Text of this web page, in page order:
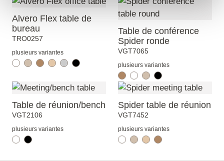
Alvero Flex table de
bureau
TRO0257
plusieurs variantes
Table de conférence
Spider ronde
VGT7065
plusieurs variantes
Table de réunion/bench
VGT2106
plusieurs variantes
Spider table de réunion
VGT7452
plusieurs variantes